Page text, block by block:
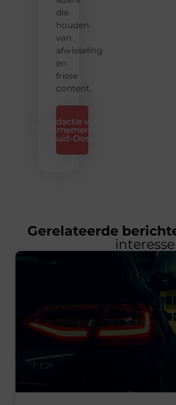
die
houden
van
afwisseling
en
frisse
content.
Redactie van
Ondernemershuis
Zuid-Oost
Gerelateerde